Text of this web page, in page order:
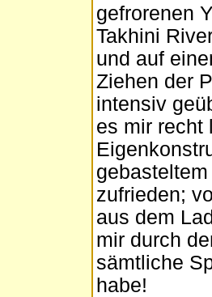
gefrorenen
Takhini
und auf
Ziehen der
intensiv
es mir recht
zufrieden;
aus dem
mir durch
sämtliche
habe!